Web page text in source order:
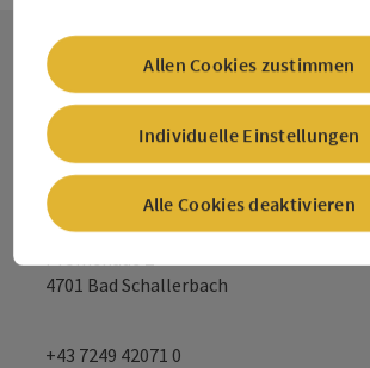
Kontakt
Tourismusverband Quellenviertel
Promenade 2
4701 Bad Schallerbach
+43 7249 42071 0
Alle Cookies deaktivieren
Individuelle Einstellungen
Allen Cookies zustimmen